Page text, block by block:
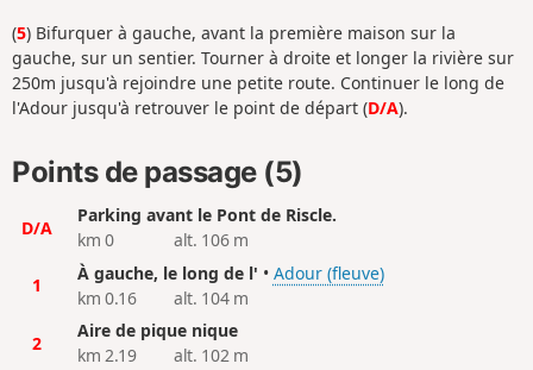
(5) Bifurquer à gauche, avant la première maison sur la
gauche, sur un sentier. Tourner à droite et longer la rivière sur
250m jusqu'à rejoindre une petite route. Continuer le long de
l'Adour jusqu'à retrouver le point de départ (D/A).
Points de passage (5)
D/A
Parking avant le Pont de Riscle.
km 0
alt. 106 m
1
À gauche, le long de l' • Adour (fleuve)
km 0.16
alt. 104 m
2
Aire de pique nique
km 2.19
alt. 102 m